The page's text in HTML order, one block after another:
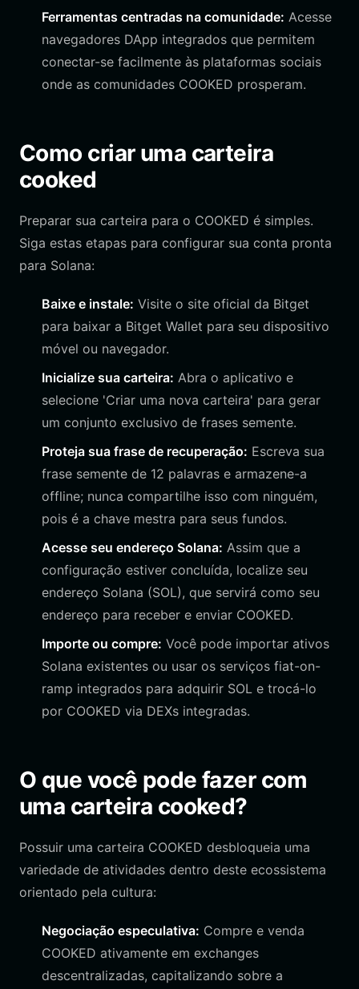
Ferramentas centradas na comunidade: Acesse
navegadores DApp integrados que permitem
conectar-se facilmente às plataformas sociais
onde as comunidades COOKED prosperam.
Como criar uma carteira
cooked
Preparar sua carteira para o COOKED é simples.
Siga estas etapas para configurar sua conta pronta
para Solana:
Baixe e instale: Visite o site oficial da Bitget
para baixar a Bitget Wallet para seu dispositivo
móvel ou navegador.
Inicialize sua carteira: Abra o aplicativo e
selecione 'Criar uma nova carteira' para gerar
um conjunto exclusivo de frases semente.
Proteja sua frase de recuperação: Escreva sua
frase semente de 12 palavras e armazene-a
offline; nunca compartilhe isso com ninguém,
pois é a chave mestra para seus fundos.
Acesse seu endereço Solana: Assim que a
configuração estiver concluída, localize seu
endereço Solana (SOL), que servirá como seu
endereço para receber e enviar COOKED.
Importe ou compre: Você pode importar ativos
Solana existentes ou usar os serviços fiat-on-
ramp integrados para adquirir SOL e trocá-lo
por COOKED via DEXs integradas.
O que você pode fazer com
uma carteira cooked?
Possuir uma carteira COOKED desbloqueia uma
variedade de atividades dentro deste ecossistema
orientado pela cultura:
Negociação especulativa: Compre e venda
COOKED ativamente em exchanges
descentralizadas, capitalizando sobre a